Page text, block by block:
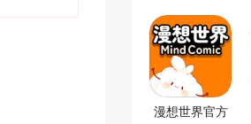
漫想世界官方